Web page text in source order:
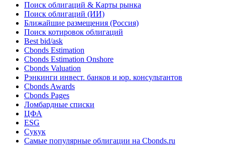
Поиск облигаций & Карты рынка
Поиск облигаций (ИИ)
Ближайшие размещения (Россия)
Поиск котировок облигаций
Best bid/ask
Cbonds Estimation
Cbonds Estimation Onshore
Cbonds Valuation
Рэнкинги инвест. банков и юр. консультантов
Cbonds Awards
Cbonds Pages
Ломбардные списки
ЦФА
ESG
Сукук
Самые популярные облигации на Cbonds.ru